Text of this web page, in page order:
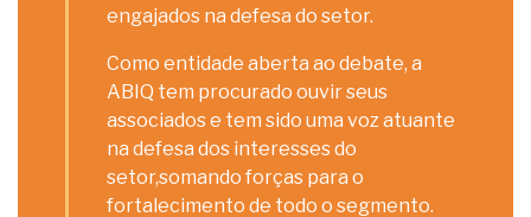
engajados na defesa do setor.
Como entidade aberta ao debate, a
ABIQ tem procurado ouvir seus
associados e tem sido uma voz atuante
na defesa dos interesses do
setor,somando forças para o
fortalecimento de todo o segmento.